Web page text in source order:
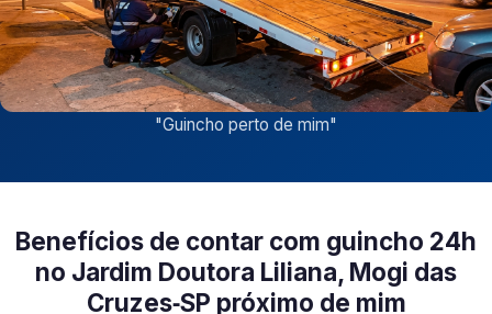
"Guincho perto de mim"
Benefícios de contar com guincho 24h
no Jardim Doutora Liliana, Mogi das
Cruzes‑SP próximo de mim